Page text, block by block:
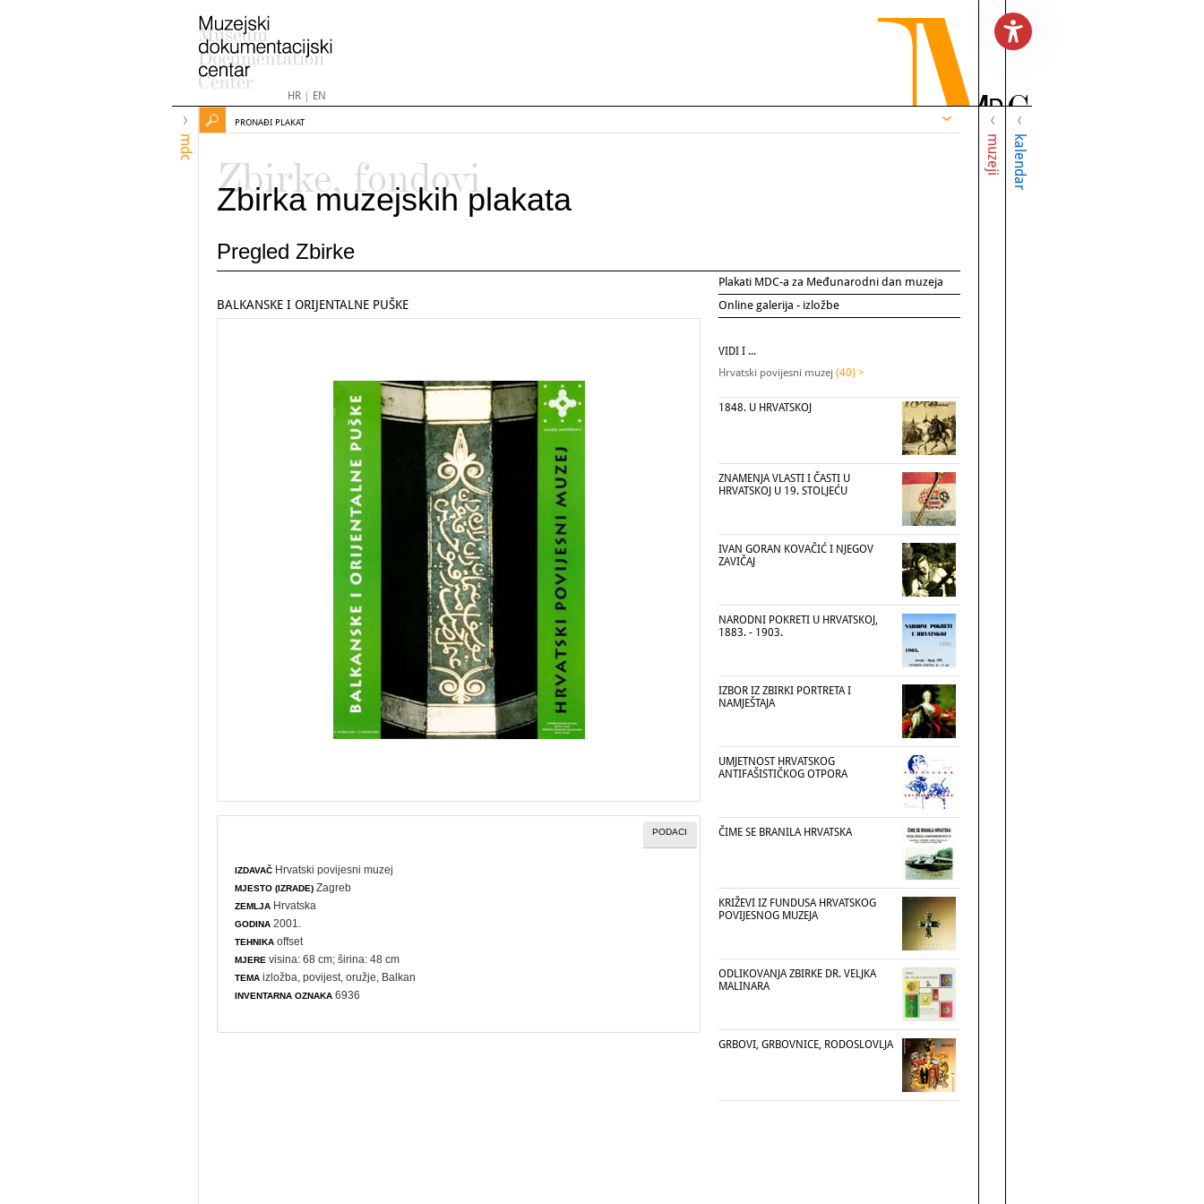
HR| EN
mdc muzeji kalendar
PRONAĐI PLAKAT
Zbirke, fondovi
Zbirka muzejskih plakata
Pregled Zbirke
Plakati MDC-a za Međunarodni dan muzeja
Online galerija - izložbe
BALKANSKE I ORIJENTALNE PUŠKE
PODACI
IZDAVAČ Hrvatski povijesni muzej
MJESTO (IZRADE) Zagreb
ZEMLJA Hrvatska
GODINA 2001.
TEHNIKA offset
MJERE visina: 68 cm; širina: 48 cm
TEMA izložba ,povijest ,oružje , Balkan
INVENTARNA OZNAKA 6936
VIDI I ...
Hrvatski povijesni muzej (40) >
1848. U HRVATSKOJ
ZNAMENJA VLASTI I ČASTI U
HRVATSKOJ U 19. STOLJEĆU
IVAN GORAN KOVAČIĆ I NJEGOV
ZAVIČAJ
NARODNI POKRETI U HRVATSKOJ,
1883. - 1903.
IZBOR IZ ZBIRKI PORTRETA I
NAMJEŠTAJA
UMJETNOST HRVATSKOG
ANTIFAŠISTIČKOG OTPORA
ČIME SE BRANILA HRVATSKA
KRIŽEVI IZ FUNDUSA HRVATSKOG
POVIJESNOG MUZEJA
ODLIKOVANJA ZBIRKE DR. VELJKA
MALINARA
GRBOVI, GRBOVNICE, RODOSLOVLJA